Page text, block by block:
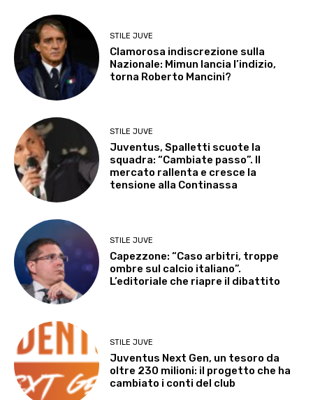
STILE JUVE
Clamorosa indiscrezione sulla
Nazionale: Mimun lancia l’indizio,
torna Roberto Mancini?
STILE JUVE
Juventus, Spalletti scuote la
squadra: “Cambiate passo”. Il
mercato rallenta e cresce la
tensione alla Continassa
STILE JUVE
Capezzone: “Caso arbitri, troppe
ombre sul calcio italiano”.
L’editoriale che riapre il dibattito
STILE JUVE
Juventus Next Gen, un tesoro da
oltre 230 milioni: il progetto che ha
cambiato i conti del club